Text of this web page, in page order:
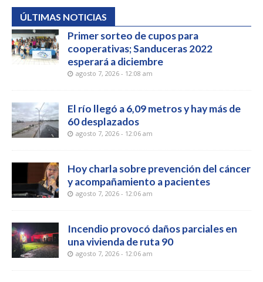
ÚLTIMAS NOTICIAS
Primer sorteo de cupos para
cooperativas; Sanduceras 2022
esperará a diciembre
agosto 7, 2026 - 12:08 am
El río llegó a 6,09 metros y hay más de
60 desplazados
agosto 7, 2026 - 12:06 am
Hoy charla sobre prevención del cáncer
y acompañamiento a pacientes
agosto 7, 2026 - 12:06 am
Incendio provocó daños parciales en
una vivienda de ruta 90
agosto 7, 2026 - 12:06 am